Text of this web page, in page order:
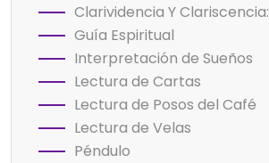
Clarividencia Y Clariscencia:
Guía Espiritual
Interpretación de Sueños
Lectura de Cartas
Lectura de Posos del Café
Lectura de Velas
Péndulo